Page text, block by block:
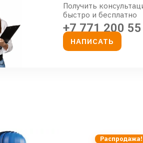
Получить
быстро и бесплатно
+7 771 200
НАПИСАТЬ
Распродажа!